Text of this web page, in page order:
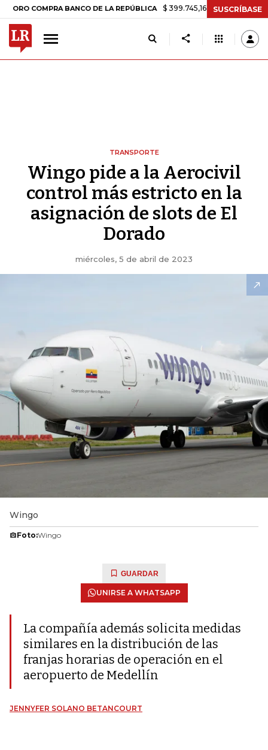
COMPRA BANCO DE LA REPÚBLICA $ 399.745,16 +$ 2.295,71 +0,58%
SUSCRÍBASE
TRANSPORTE
Wingo pide a la Aerocivil
control más estricto en la
asignación de slots de El
Dorado
miércoles, 5 de abril de 2023
Wingo
Foto:Wingo
GUARDAR
UNIRSE A WHATSAPP
La compañía además solicita medidas
similares en la distribución de las
franjas horarias de operación en el
aeropuerto de Medellín
JENNYFER SOLANO BETANCOURT